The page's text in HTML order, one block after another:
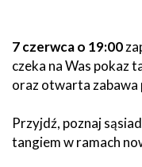
7 czerwca o 19:00
czeka na Was pokaz
oraz otwarta zabawa
Przyjdź, poznaj
tangiem w ramach